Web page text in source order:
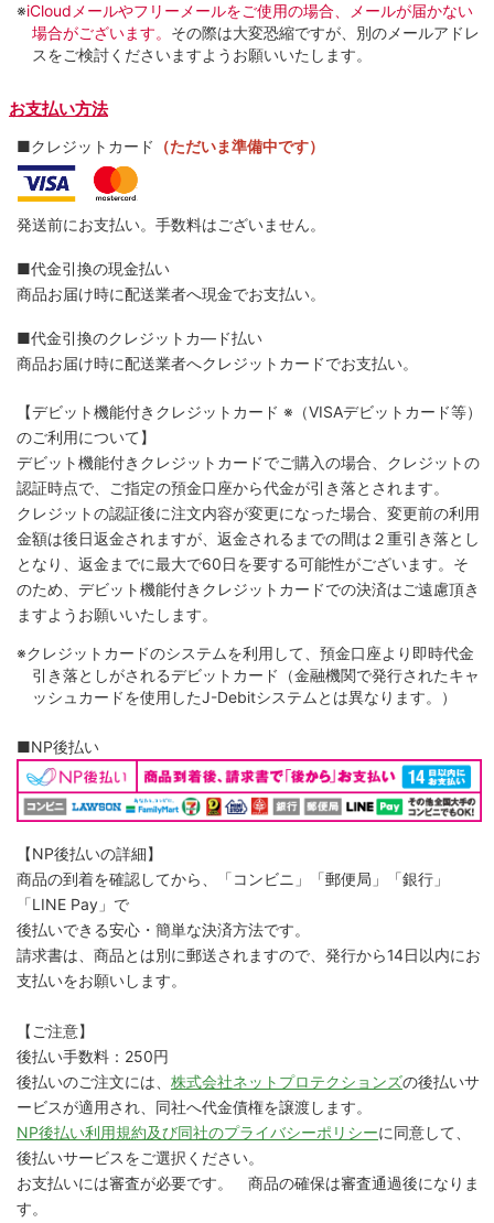
※iCloudメールやフリーメールをご使用の場合、メールが届かない
場合がございます。 その際は大変恐縮ですが、別のメールアドレ
スをご検討くださいますようお願いいたします。
お支払い方法
■クレジットカード （ただいま準備中です）
発送前にお支払い。手数料はございません。
■代金引換の現金払い
商品お届け時に配送業者へ現金でお支払い。
■代金引換のクレジットカ―ド払い
商品お届け時に配送業者へクレジットカードでお支払い。
【デビット機能付きクレジットカード ※（VISAデビットカード等）
のご利用について】
デビット機能付きクレジットカードでご購入の場合、クレジットの
認証時点で、ご指定の預金口座から代金が引き落とされます。
クレジットの認証後に注文内容が変更になった場合、変更前の利用
金額は後日返金されますが、返金されるまでの間は２重引き落とし
となり、返金までに最大で60日を要する可能性がございます。そ
のため、デビット機能付きクレジットカードでの決済はご遠慮頂き
ますようお願いいたします。
※クレジットカードのシステムを利用して、預金口座より即時代金
引き落としがされるデビットカード（金融機関で発行されたキャ
ッシュカードを使用したJ-Debitシステムとは異なります。）
■NP後払い
【NP後払いの詳細】
商品の到着を確認してから、「コンビニ」「郵便局」「銀行」
「LINE Pay」で
後払いできる安心・簡単な決済方法です。
請求書は、商品とは別に郵送されますので、発行から14日以内にお
支払いをお願いします。
【ご注意】
後払い手数料：250円
後払いのご注文には、 株式会社ネットプロテクションズの後払いサ
ービスが適用され、同社へ代金債権を譲渡します。
NP後払い利用規約及び同社のプライバシーポリシーに同意して、
後払いサービスをご選択ください。
お支払いには審査が必要です。 商品の確保は審査通過後になりま
す。